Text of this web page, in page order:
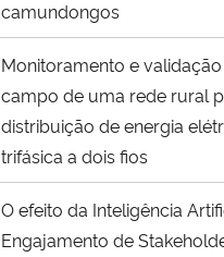
camundongos
Monitoramento e
campo de uma rede rural
distribuição de energia
trifásica a dois fios
O efeito da Inteligência
Engajamento de